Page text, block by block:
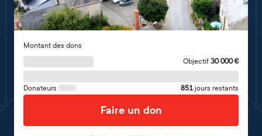
Montant des dons
Objectif 30 000€
Donateurs 851 jours restants
Faire un don